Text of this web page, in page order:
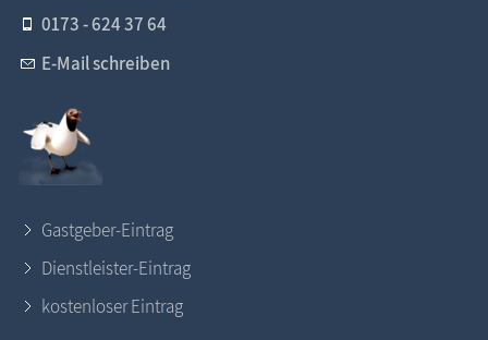
0173 - 624 37 64
E-Mail schreiben
Gastgeber-Eintrag
Dienstleister-Eintrag
kostenloser Eintrag